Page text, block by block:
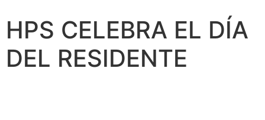
HPS CELEBRA EL DÍA
DEL RESIDENTE